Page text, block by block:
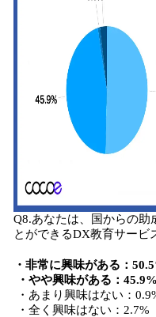
Q8.あなたは、国からの助
とができるDX教育サービ
・非常に興味がある：
・やや興味がある：45.9%
・あまり興味はない：
・全く興味はない：2.7%